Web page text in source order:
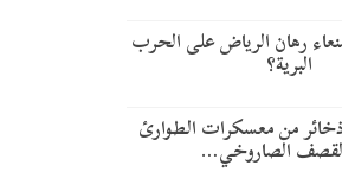
رهان الرياض على الحرب
البرية؟
من معسكرات الطوارئ
الصاروخي…